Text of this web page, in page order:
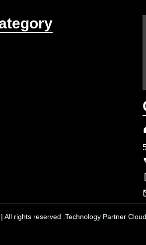
rights reserved .Technology Partner